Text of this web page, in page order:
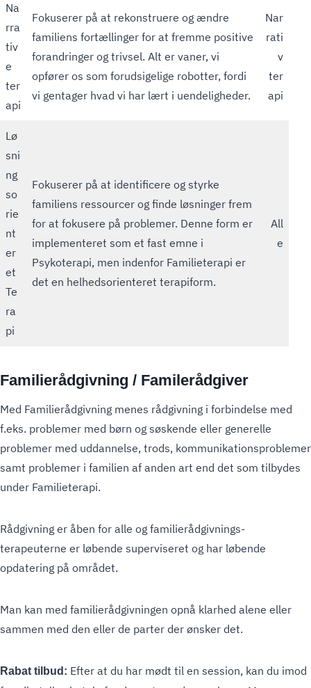
Na
rra
tiv
e
ter
api
Fokuserer på at rekonstruere og ændre
familiens fortællinger for at fremme positive
forandringer og trivsel. Alt er vaner, vi
opfører os som forudsigelige robotter, fordi
vi gentager hvad vi har lært i uendeligheder.
Nar
rati
v
ter
api
Lø
sni
ng
so
rie
nt
er
et
Te
ra
pi
Fokuserer på at identificere og styrke
familiens ressourcer og finde løsninger frem
for at fokusere på problemer. Denne form er
implementeret som et fast emne i
Psykoterapi, men indenfor Familieterapi er
det en helhedsorienteret terapiform.
All
e
Familierådgivning / Familerådgiver
Med Familierådgivning menes rådgivning i forbindelse med
f.eks. problemer med børn og søskende eller generelle
problemer med uddannelse, trods, kommunikationsproblemer
samt problemer i familien af anden art end det som tilbydes
under Familieterapi.
Rådgivning er åben for alle og familierådgivnings-
terapeuterne er løbende superviseret og har løbende
opdatering på området.
Man kan med familierådgivningen opnå klarhed alene eller
sammen med den eller de parter der ønsker det.
Rabat tilbud: Efter at du har mødt til en session, kan du imod